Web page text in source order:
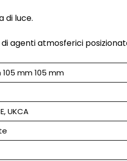
di luce.
agenti atmosferici
105 mm 105 mm
UKCA